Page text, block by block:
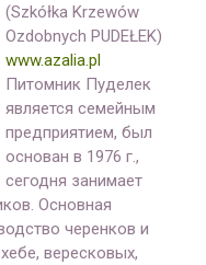
(Szkółka Krzewów
Ozdobnych PUDEŁEK)
www.azalia.pl
Питомник Пуделек
является семейным
предприятием, был
основан в 1976 г.,
сегодня занимает
Основная
черенков и
вересковых,